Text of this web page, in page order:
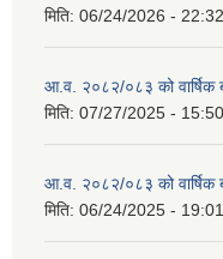
मिति: 06/24/2026 - 22:32
आ.व. २०८२/०८३ को वार्षिक
मिति: 07/27/2025 - 15:50
आ.व. २०८२/०८३ को वार्षिक
मिति: 06/24/2025 - 19:01